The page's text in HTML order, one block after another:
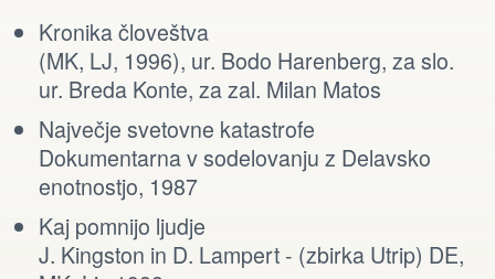
Kronika človeštva
(MK, LJ, 1996), ur. Bodo Harenberg, za slo.
ur. Breda Konte, za zal. Milan Matos
Največje svetovne katastrofe
Dokumentarna v sodelovanju z Delavsko
enotnostjo, 1987
Kaj pomnijo ljudje
J. Kingston in D. Lampert - (zbirka Utrip) DE,